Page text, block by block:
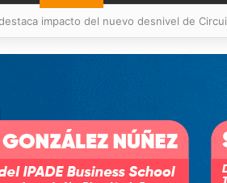
impacto del nuevo desnivel de